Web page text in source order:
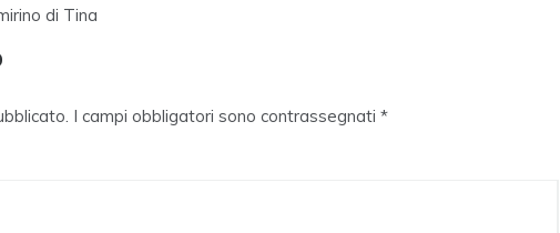
di Tina
I campi obbligatori sono contrassegnati *